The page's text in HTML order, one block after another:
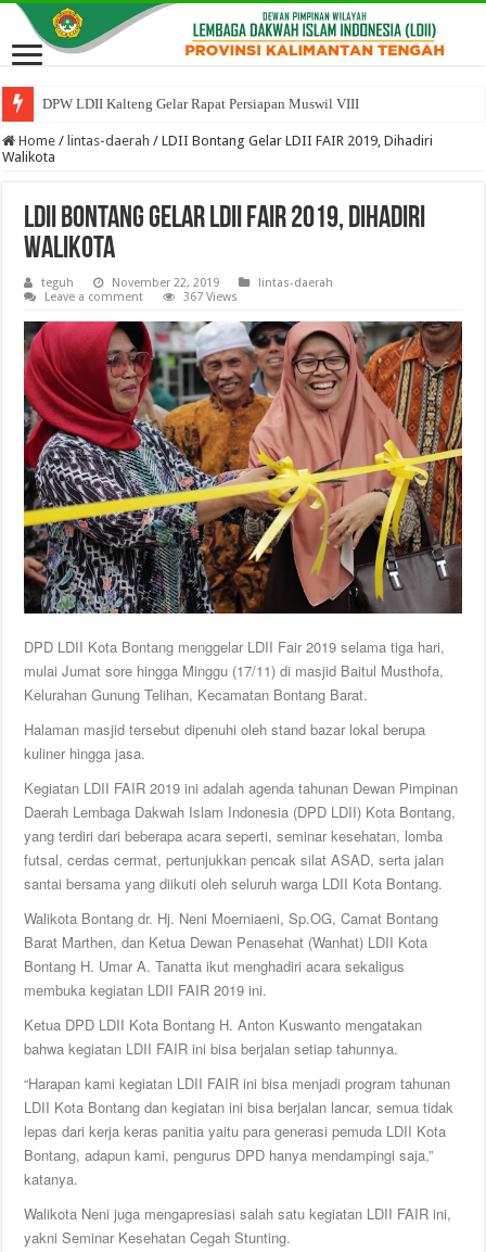
DPW LDII Kalteng Gelar Rapat Persiapan Muswil VIII
Home / lintas-daerah / LDII Bontang Gelar LDII FAIR 2019, Dihadiri
Walikota
LDII Bontang Gelar LDII FAIR 2019, Dihadiri
Walikota
teguh November 22, 2019
lintas-daerah
Leave a comment
367 Views
DPD LDII Kota Bontang menggelar LDII Fair 2019 selama tiga hari,
mulai Jumat sore hingga Minggu (17/11) di masjid Baitul Musthofa,
Kelurahan Gunung Telihan, Kecamatan Bontang Barat.
Halaman masjid tersebut dipenuhi oleh stand bazar lokal berupa
kuliner hingga jasa.
Kegiatan LDII FAIR 2019 ini adalah agenda tahunan Dewan Pimpinan
Daerah Lembaga Dakwah Islam Indonesia (DPD LDII) Kota Bontang,
yang terdiri dari beberapa acara seperti, seminar kesehatan, lomba
futsal, cerdas cermat, pertunjukkan pencak silat ASAD, serta jalan
santai bersama yang diikuti oleh seluruh warga LDII Kota Bontang.
Walikota Bontang dr. Hj. Neni Moerniaeni, Sp.OG, Camat Bontang
Barat Marthen, dan Ketua Dewan Penasehat (Wanhat) LDII Kota
Bontang H. Umar A. Tanatta ikut menghadiri acara sekaligus
membuka kegiatan LDII FAIR 2019 ini.
Ketua DPD LDII Kota Bontang H. Anton Kuswanto mengatakan
bahwa kegiatan LDII FAIR ini bisa berjalan setiap tahunnya.
“Harapan kami kegiatan LDII FAIR ini bisa menjadi program tahunan
LDII Kota Bontang dan kegiatan ini bisa berjalan lancar, semua tidak
lepas dari kerja keras panitia yaitu para generasi pemuda LDII Kota
Bontang, adapun kami, pengurus DPD hanya mendampingi saja,”
katanya.
Walikota Neni juga mengapresiasi salah satu kegiatan LDII FAIR ini,
yakni Seminar Kesehatan Cegah Stunting.